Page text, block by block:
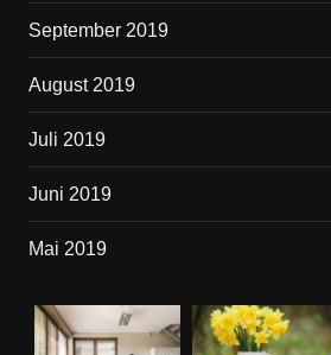
September 2019
August 2019
Juli 2019
Juni 2019
Mai 2019